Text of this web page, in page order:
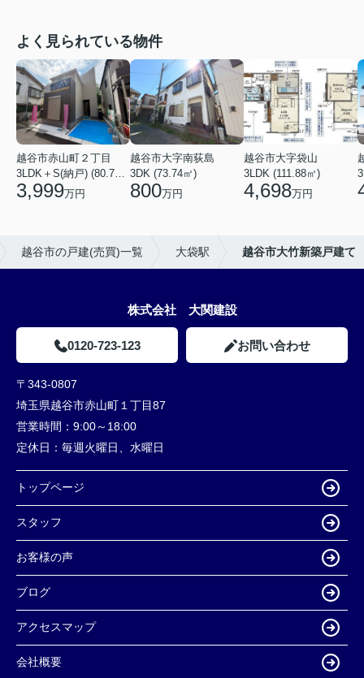
よく見られている物件
越谷市赤山町２丁目
3,999万円
越谷市大字南荻島
3DK (73.74㎡)
800万円
越谷市大字袋山
3LDK (111.88㎡)
4,698万円
越谷市の戸建(売買)一覧 大袋駅 越谷市大竹新築戸建て
株式会社 大関建設
0120-723-123 お問い合わせ
〒343-0807
埼玉県越谷市赤山町１丁目87
営業時間： 9:00～18:00
定休日： 毎週火曜日、水曜日
トップページ
スタッフ
お客様の声
ブログ
アクセスマップ
会社概要